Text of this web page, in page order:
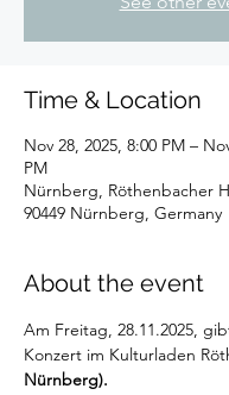
Time & Location
Nov 28, 2025, 8:00 PM –
PM
Nürnberg, Röthenbacher
90449 Nürnberg, Germany
About the event
Am Freitag, 28.11.2025,
Konzert im Kulturladen
Nürnberg).